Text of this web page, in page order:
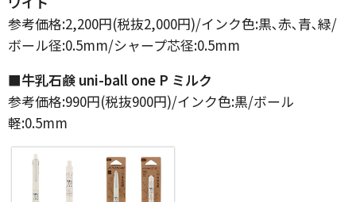
参考価格:2,200円(税抜2,000円)/インク色:黒､赤､青､緑/
ボール径:0.5mm/シャープ芯径:0.5mm
■牛乳石鹸 uni-ball one P ミルク
参考価格:990円(税抜900円)/インク色:黒/ボール
軽:0.5mm